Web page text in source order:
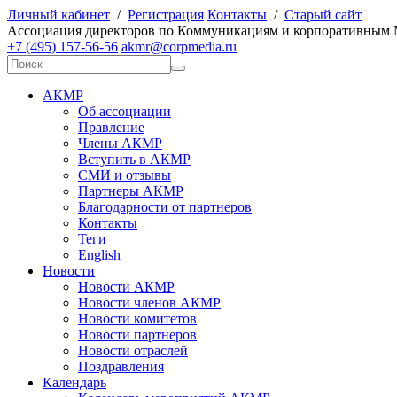
Личный кабинет / Регистрация Контакты / Старый сайт
Ассоциация директоров по Коммуникациям и корпоративным
+7 (495) 157-56-56 akmr@corpmedia.ru
АКМР
Об ассоциации
Правление
Члены АКМР
Вступить в АКМР
СМИ и отзывы
Партнеры АКМР
Благодарности от партнеров
Контакты
Теги
English
Новости
Новости АКМР
Новости членов АКМР
Новости комитетов
Новости партнеров
Новости отраслей
Поздравления
Календарь